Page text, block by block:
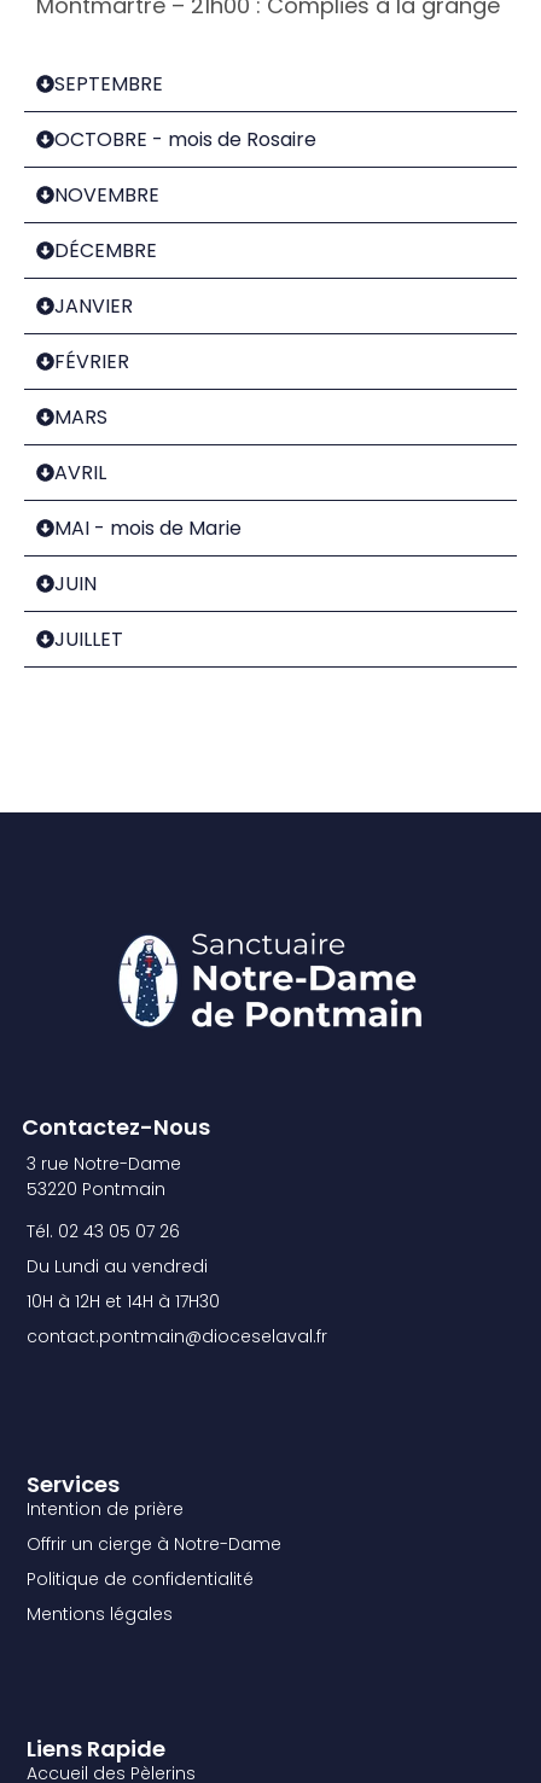
SEPTEMBRE
OCTOBRE - mois de Rosaire
NOVEMBRE
DÉCEMBRE
JANVIER
FÉVRIER
MARS
AVRIL
MAI - mois de Marie
JUIN
JUILLET
Services
Intention de prière
Offrir un cierge à Notre-Dame
Politique de confidentialité
Mentions légales
Liens Rapide
Accueil des Pèlerins
Contactez-Nous
3 rue Notre-Dame
53220 Pontmain
Tél. 02 43 05 07 26
Du Lundi au vendredi
10H à 12H et 14H à 17H30
contact.pontmain@dioceselaval.fr